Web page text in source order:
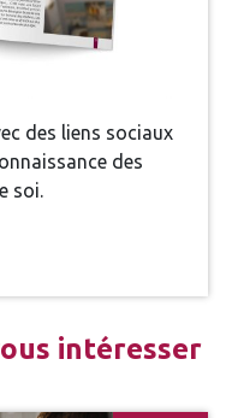
des liens sociaux
des
soi.
intéresser